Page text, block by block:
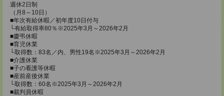
週休2日制
（月8～10日）
■年次有給休暇／初年度10日付与
└有給取得率80％※2025年3月～2026年2月
■慶弔休暇
■育児休業
└取得数：83名／内、男性19名※2025年3月～2026年2月
■介護休業
■子の看護等休暇
■産前産後休業
└取得数：60名※2025年3月～2026年2月
■裁判員休暇